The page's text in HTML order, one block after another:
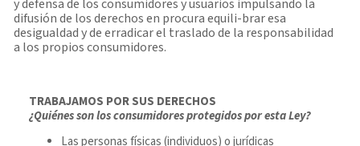
y defensa de los consumidores y usuarios impulsando la
difusión de los derechos en procura equili-brar esa
desigualdad y de erradicar el traslado de la responsabilidad
a los propios consumidores.
TRABAJAMOS POR SUS DERECHOS
¿Quiénes son los consumidores protegidos por esta Ley?
Las personas físicas (individuos) o jurídicas